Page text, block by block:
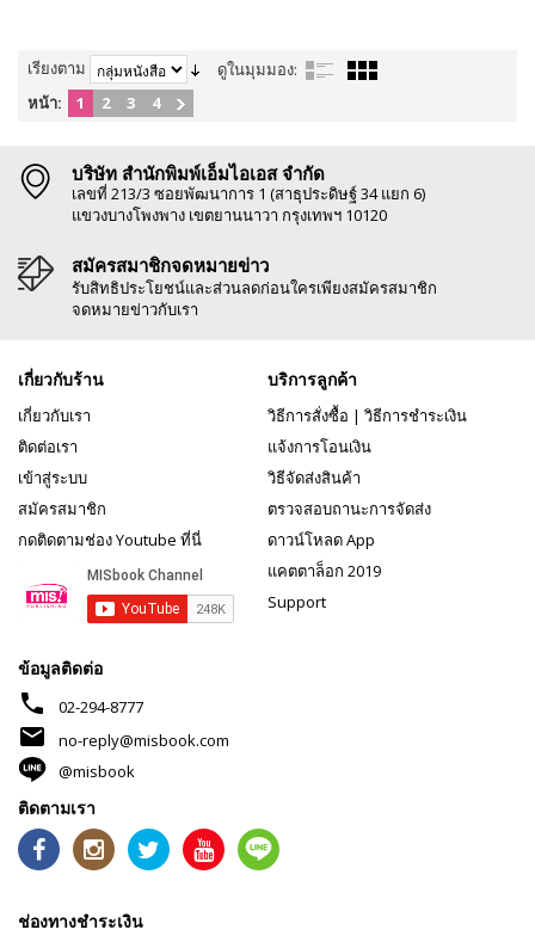
เรียงตาม
ดูในมุมมอง:
หน้า:
1 2 3 4
บริษัท สำนักพิมพ์เอ็มไอเอส จำกัด
เลขที่ 213/3 ซอยพัฒนาการ 1 (สาธุประดิษฐ์ 34 แยก 6)
แขวงบางโพงพาง เขตยานนาวา กรุงเทพฯ 10120
สมัครสมาชิกจดหมายข่าว
รับสิทธิประโยชน์และส่วนลดก่อนใครเพียงสมัครสมาชิก
จดหมายข่าวกับเรา
เกี่ยวกับร้าน
เกี่ยวกับเรา
ติดต่อเรา
เข้าสู่ระบบ
สมัครสมาชิก
กดติดตามช่อง Youtube ที่นี่
บริการลูกค้า
วิธีการสั่งซื้อ | วิธีการชำระเงิน
แจ้งการโอนเงิน
วิธีจัดส่งสินค้า
ตรวจสอบถานะการจัดส่ง
ดาวน์โหลด App
แคตตาล็อก 2019
Support
ข้อมูลติดต่อ
phone 02-294-8777
mail
no-reply@misbook.com
@misbook
ติดตามเรา
ช่องทางชำระเงิน